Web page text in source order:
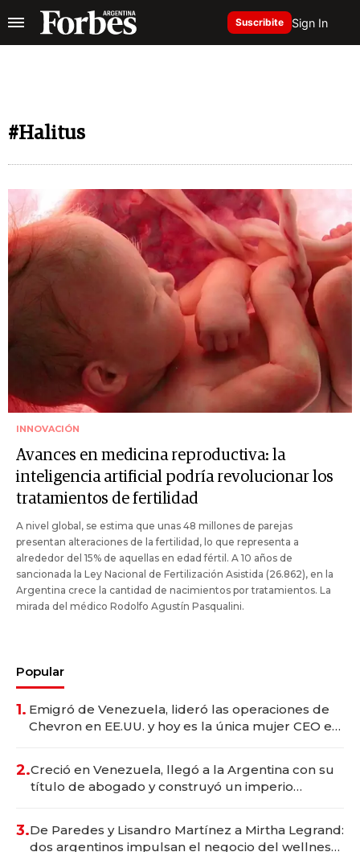
Suscribite Sign In
#Halitus
INNOVACIÓN
Avances en medicina reproductiva: la
inteligencia artificial podría revolucionar los
tratamientos de fertilidad
A nivel global, se estima que unas 48 millones de parejas
presentan alteraciones de la fertilidad, lo que representa a
alrededor del 15% de aquellas en edad fértil. A 10 años de
sancionada la Ley Nacional de Fertilización Asistida (26.862), en la
Argentina crece la cantidad de nacimientos por tratamientos. La
mirada del médico Rodolfo Agustín Pasqualini.
Popular
1. Emigró de Venezuela, lideró las operaciones de
Chevron en EE.UU. y hoy es la única mujer CEO en
2.Creció en Venezuela, llegó a la Argentina con su
título de abogado y construyó un imperio
3.De Paredes y Lisandro Martínez a Mirtha Legrand:
dos argentinos impulsan el negocio del wellness